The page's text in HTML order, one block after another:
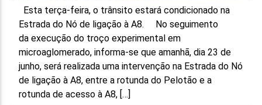
Esta terça-feira, o trânsito estará condicionado na
Estrada do Nó de ligação à A8. No seguimento
da execução do troço experimental em
microaglomerado, informa-se que amanhã, dia 23 de
junho, será realizada uma intervenção na Estrada do Nó
de ligação à A8, entre a rotunda do Pelotão e a
rotunda de acesso à A8, […]